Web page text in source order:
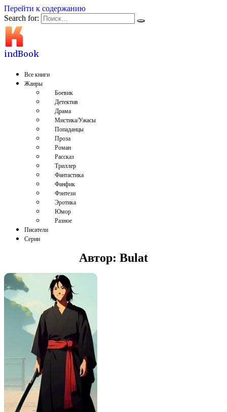
Перейти к содержанию
Search for:
indBook
Все книги
Жанры
Боевик
Детектив
Драма
Мистика/Ужасы
Попаданцы
Проза
Роман
Рассказ
Триллер
Фантастика
Фанфик
Фэнтези
Эротика
Юмор
Разное
Писатели
Серии
Автор: Bulat